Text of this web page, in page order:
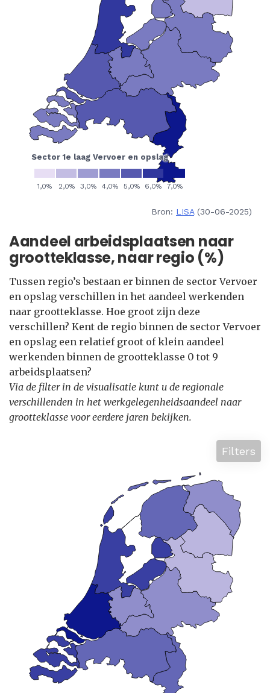
Bron: LISA(30-06-2025)
Aandeel arbeidsplaatsen naar
grootteklasse, naar regio (%)
Tussen regio’s bestaan er binnen de sector Vervoer
en opslag verschillen in het aandeel werkenden
naar grootteklasse. Hoe groot zijn deze
verschillen? Kent de regio binnen de sector Vervoer
en opslag een relatief groot of klein aandeel
werkenden binnen de grootteklasse 0 tot 9
arbeidsplaatsen?
Via de filter in de visualisatie kunt u de regionale
verschillenden in het werkgelegenheidsaandeel naar
grootteklasse voor eerdere jaren bekijken.
Filters